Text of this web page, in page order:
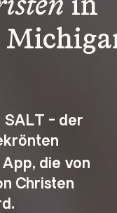
in
- der
die von
Christen